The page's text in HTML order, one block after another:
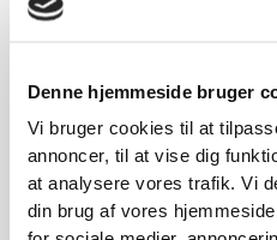
Denne hjemmeside bruger
Vi bruger cookies til at
annoncer, til at vise dig
at analysere vores trafik. Vi
din brug af vores
359,00kr.
På lager
SE